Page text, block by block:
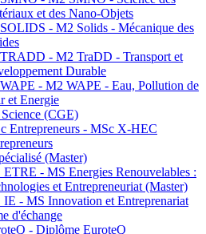
et des Nano-Objets
- M2 Solids - Mécanique des
- M2 TraDD - Transport et
Durable
- M2 WAPE - Eau, Pollution de
et Energie
(CGE)
Entrepreneurs - MSc X-HEC
(Master)
ETRE - MS Energies Renouvelables :
et Entrepreneuriat (Master)
IE - MS Innovation et Entreprenariat
d'échange
- Diplôme EuroteQ